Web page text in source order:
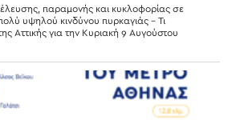
παραμονής και κυκλοφορίας σε
υψηλού κινδύνου πυρκαγιάς – Τι
Αττικής για την Κυριακή 9 Αυγούστου